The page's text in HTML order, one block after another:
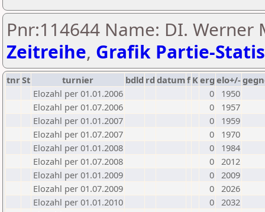
Pnr:114644 Name: DI. Werner
Zeitreihe, Grafik Partie-
tnrSt turnier bdld rd datumf Kerg elo+/-
Elozahl per 01.01.2006
0
1950
Elozahl per 01.07.2006
0
1957
Elozahl per 01.01.2007
0
1959
Elozahl per 01.07.2007
0
1970
Elozahl per 01.01.2008
0
1984
Elozahl per 01.07.2008
0 2012
Elozahl per 01.01.2009
0 2009
Elozahl per 01.07.2009
0 2026
Elozahl per 01.01.2010
0 2032